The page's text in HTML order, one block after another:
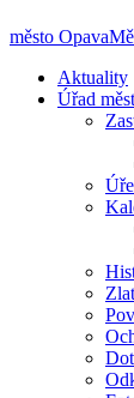
město Opava
Aktuality
Úřad